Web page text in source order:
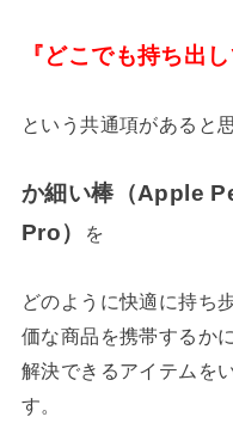
『どこでも持ち出
という共通項があると
か細い棒（Apple
Pro）
を
どのように快適に持ち
価な商品を携帯するか
解決できるアイテムを
す。